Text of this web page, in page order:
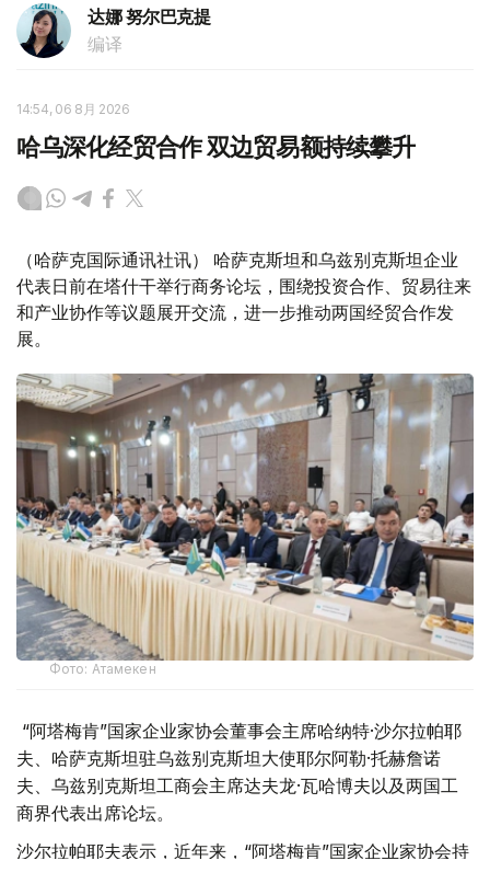
达娜 努尔巴克提
编译
14:54, 06 8月 2026
哈乌深化经贸合作 双边贸易额持续攀升
（哈萨克国际通讯社讯） 哈萨克斯坦和乌兹别克斯坦企业
代表日前在塔什干举行商务论坛，围绕投资合作、贸易往来
和产业协作等议题展开交流，进一步推动两国经贸合作发
展。
Фото: Атамекен
“阿塔梅肯”国家企业家协会董事会主席哈纳特·沙尔拉帕耶
夫、哈萨克斯坦驻乌兹别克斯坦大使耶尔阿勒·托赫詹诺
夫、乌兹别克斯坦工商会主席达夫龙·瓦哈博夫以及两国工
商界代表出席论坛。
沙尔拉帕耶夫表示，近年来，“阿塔梅肯”国家企业家协会持